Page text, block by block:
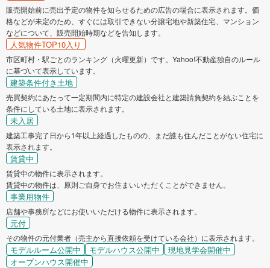
販売開始前に売出予定の物件を知らせるための広告の場合に表示されます。価
格などが未定のため、すぐには取引できない分譲宅地や新築住宅、マンション
などについて、販売開始時期などを告知します。
人気物件TOP10入り
市区町村・駅ごとのランキング（火曜更新）です。Yahoo!不動産独自のルール
に基づいて表示しています。
建築条件付き土地
売買契約にあたって一定期間内に特定の建設会社と建築請負契約を結ぶことを
条件にしている土地に表示されます。
未入居
建築工事完了日から1年以上経過したものの、まだ誰も住んだことがない住宅に
表示されます。
賃貸中
賃貸中の物件に表示されます。
賃貸中の物件は、原則ご自身でお住まいいただくことができません。
事業用物件
店舗や事務所などにお使いいただける物件に表示されます。
元付
その物件の元付業者（売主から直接依頼を受けている会社）に表示されます。
モデルルーム公開中 モデルハウス公開中
現地見学会開催中
オープンハウス開催中